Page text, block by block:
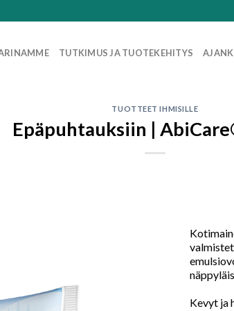
TUTKIMUS JA TUOTEKEHITYS
TUOTTEET IHMISILLE
Epäpuhtauksiin |
Kevyt ja